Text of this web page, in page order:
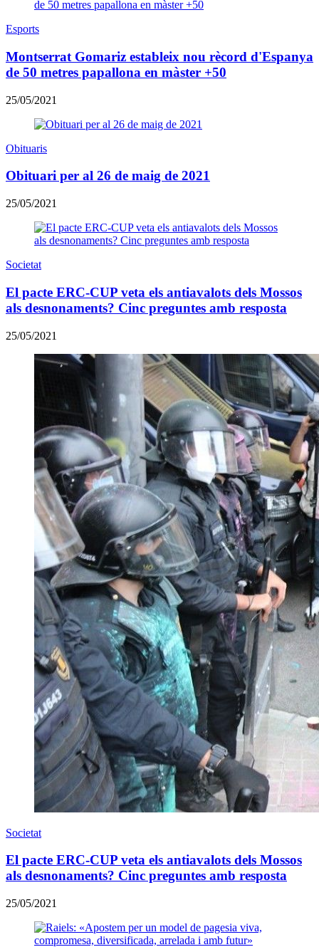
Esports
Montserrat Gomariz estableix nou rècord d'Espanya
de 50 metres papallona en màster +50
25/05/2021
Obituaris
Obituari per al 26 de maig de 2021
25/05/2021
Societat
El pacte ERC-CUP veta els antiavalots dels Mossos
als desnonaments? Cinc preguntes amb resposta
25/05/2021
Societat
El pacte ERC-CUP veta els antiavalots dels Mossos
als desnonaments? Cinc preguntes amb resposta
25/05/2021